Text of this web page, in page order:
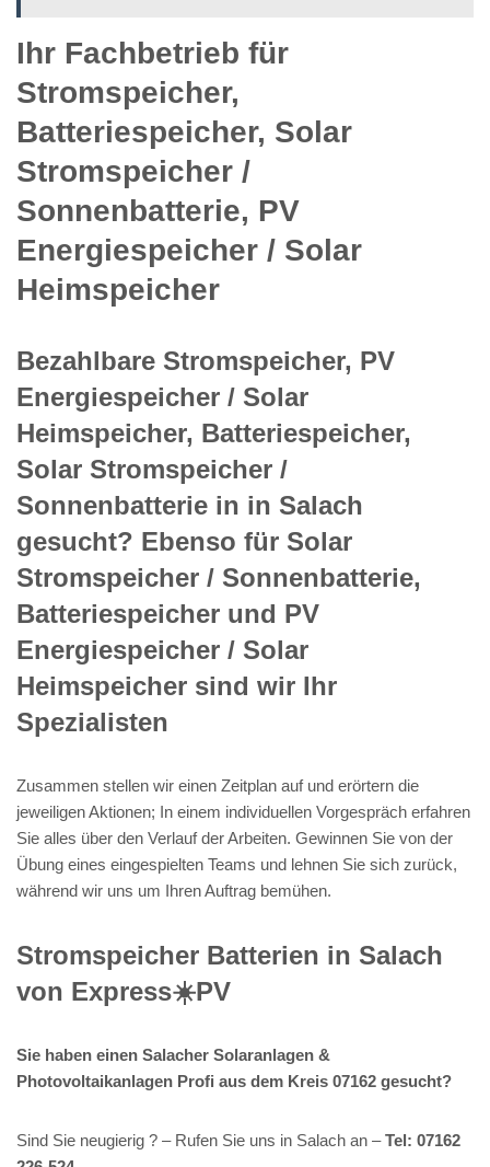
Ihr Fachbetrieb für
Stromspeicher,
Batteriespeicher, Solar
Stromspeicher /
Sonnenbatterie, PV
Energiespeicher / Solar
Heimspeicher
Bezahlbare Stromspeicher, PV
Energiespeicher / Solar
Heimspeicher, Batteriespeicher,
Solar Stromspeicher /
Sonnenbatterie in in Salach
gesucht? Ebenso für Solar
Stromspeicher / Sonnenbatterie,
Batteriespeicher und PV
Energiespeicher / Solar
Heimspeicher sind wir Ihr
Spezialisten
Zusammen stellen wir einen Zeitplan auf und erörtern die
jeweiligen Aktionen; In einem individuellen Vorgespräch erfahren
Sie alles über den Verlauf der Arbeiten. Gewinnen Sie von der
Übung eines eingespielten Teams und lehnen Sie sich zurück,
während wir uns um Ihren Auftrag bemühen.
Stromspeicher Batterien in Salach
von Express☀️PV️
Sie haben einen Salacher Solaranlagen &
Photovoltaikanlagen Profi aus dem Kreis 07162 gesucht?
Sind Sie neugierig ? – Rufen Sie uns in Salach an –Tel: 07162